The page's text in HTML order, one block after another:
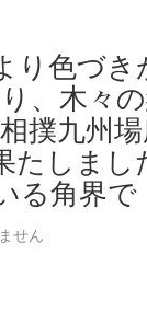
り色づ
、木々
撲九州
たしま
る角界
せん